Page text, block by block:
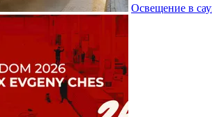
Освещение в